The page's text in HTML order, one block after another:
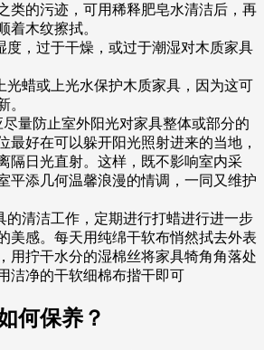
类的污迹，可用稀释肥皂水清洁后，再
着木纹擦拭。
度，过于干燥，或过于潮湿对木质家具
光蜡或上光水保护木质家具，因为这可
。
量防止室外阳光对家具整体或部分的
最好在可以躲开阳光照射进来的当地，
隔日光直射。这样，既不影响室内采
平添几何温馨浪漫的情调，一同又维护
的清洁工作，定期进行打蜡进行进一步
美感。每天用纯绵干软布悄然拭去外表
用拧干水分的湿棉丝将家具犄角角落处
洁净的干软细棉布揩干即可
何保养？